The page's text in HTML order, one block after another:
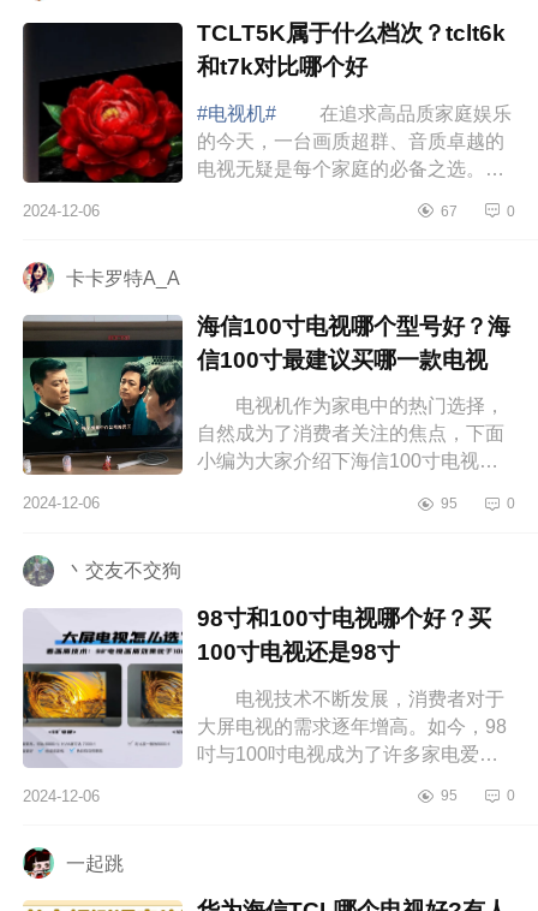
TCLT5K属于什么档次？tclt6k
和t7k对比哪个好
#电视机#
在追求高品质家庭娱乐
的今天，一台画质超群、音质卓越的
电视无疑是每个家庭的必备之选。下
么档次？tclt6k和t7k对比哪个好
2024-12-06 67 0
卡卡罗特A_A
海信100寸电视哪个型号好？海
信100寸最建议买哪一款电视
电视机作为家电中的热门选择，
自然成为了消费者关注的焦点，下面
小编为大家介绍下海信100寸电视哪
款电视 海信100寸电视哪个型号
2024-12-06 95 0
丶交友不交狗
98寸和100寸电视哪个好？买
100寸电视还是98寸
电视技术不断发展，消费者对于
大屏电视的需求逐年增高。如今，98
吋与100吋电视成为了许多家电爱好
寸和100寸电视哪个好？买100寸电视
2024-12-06 95 0
一起跳